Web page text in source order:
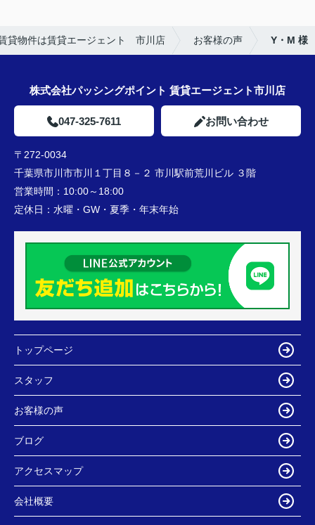
貸物件は賃貸エージェント 市川店 お客様の声 Y・M 様
株式会社パッシングポイント 賃貸エージェント市川店
047-325-7611 お問い合わせ
〒272-0034
千葉県市川市市川１丁目８－２ 市川駅前荒川ビル ３階
営業時間： 10:00～18:00
定休日： 水曜・GW・夏季・年末年始
トップページ
スタッフ
お客様の声
ブログ
アクセスマップ
会社概要